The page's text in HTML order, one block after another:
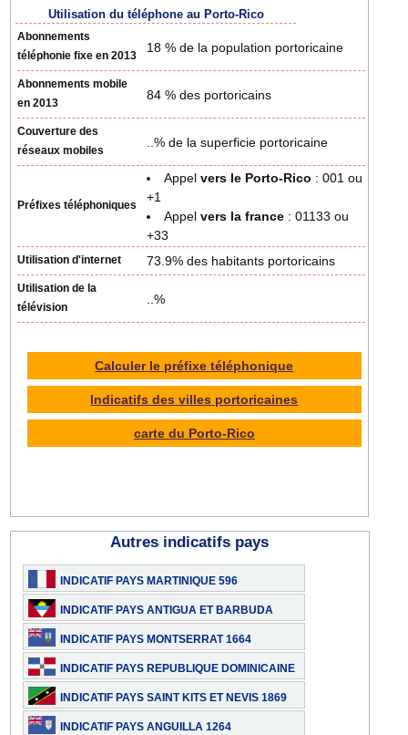
Utilisation du téléphone au Porto-Rico
Abonnements
téléphonie fixe en 2013
18 % de la population portoricaine
Abonnements mobile
en 2013
84 % des portoricains
Couverture des
réseaux mobiles
..% de la superficie portoricaine
Préfixes téléphoniques
Appelvers le Porto-Rico : 001 ou
+1
Appelvers la france : 01133 ou
+33
Utilisation d'internet 73.9% des habitants portoricains
Utilisation de la
télévision
..%
Calculer le préfixe téléphonique
Indicatifs des villes portoricaines
carte du Porto-Rico
Autres indicatifs pays
INDICATIF PAYS MARTINIQUE 596
INDICATIF PAYS ANTIGUA ET BARBUDA
1268
INDICATIF PAYS MONTSERRAT 1664
INDICATIF PAYS REPUBLIQUE DOMINICAINE
1809
INDICATIF PAYS SAINT KITS ET NEVIS 1869
INDICATIF PAYS ANGUILLA 1264